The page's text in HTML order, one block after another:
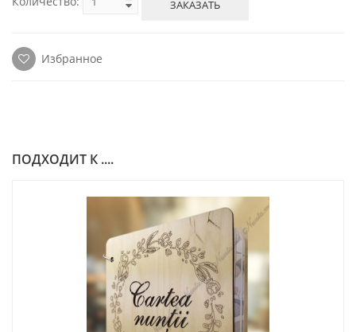
ЗАКАЗАТЬ
Избранное
ПОДХОДИТ К ....